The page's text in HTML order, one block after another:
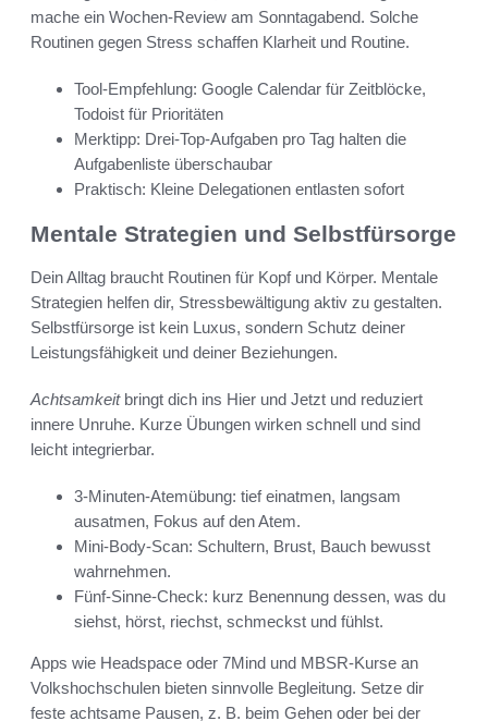
mache ein Wochen-Review am Sonntagabend. Solche
Routinen gegen Stress schaffen Klarheit und Routine.
Tool-Empfehlung: Google Calendar für Zeitblöcke,
Todoist für Prioritäten
Merktipp: Drei-Top-Aufgaben pro Tag halten die
Aufgabenliste überschaubar
Praktisch: Kleine Delegationen entlasten sofort
Mentale Strategien und Selbstfürsorge
Dein Alltag braucht Routinen für Kopf und Körper. Mentale
Strategien helfen dir, Stressbewältigung aktiv zu gestalten.
Selbstfürsorge ist kein Luxus, sondern Schutz deiner
Leistungsfähigkeit und deiner Beziehungen.
Achtsamkeitbringt dich ins Hier und Jetzt und reduziert
innere Unruhe. Kurze Übungen wirken schnell und sind
leicht integrierbar.
3-Minuten-Atemübung: tief einatmen, langsam
ausatmen, Fokus auf den Atem.
Mini-Body-Scan: Schultern, Brust, Bauch bewusst
wahrnehmen.
Fünf-Sinne-Check: kurz Benennung dessen, was du
siehst, hörst, riechst, schmeckst und fühlst.
Apps wie Headspace oder 7Mind und MBSR-Kurse an
Volkshochschulen bieten sinnvolle Begleitung. Setze dir
feste achtsame Pausen, z. B. beim Gehen oder bei der